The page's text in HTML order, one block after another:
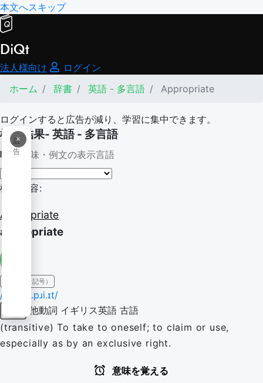
本文へスキップ
DiQt
法人様向け
ログイン
ホーム
辞書 英語 - 多言語 Appropriate
ログインすると広告が減り、学習に集中できます。
×
広
告
検索結果- 英語 - 多言語
意味・例文の表示言語
検索内容:
Appropriate
appropriate
IPA（発音記号）
/əˈpɹəʊ.pɹi.ɪt/
他動詞 イギリス英語 古語
(transitive) To take to oneself; to claim or use,
especially as by an exclusive right.
意味を覚える